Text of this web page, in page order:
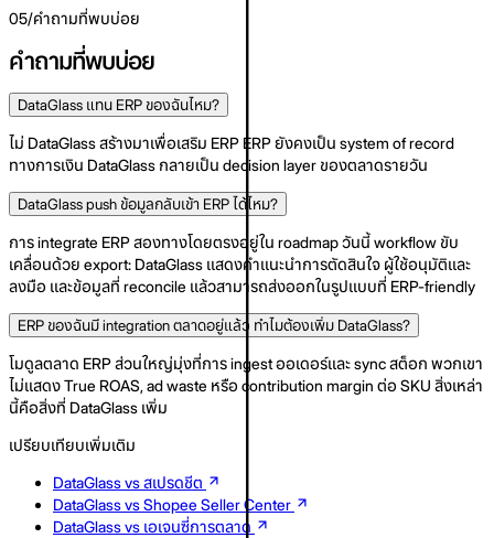
เริ่มใช้งานฟรีดูวิธีการทำงาน
05/คำถามที่พบบ่อย
คำถามที่พบบ่อย
DataGlass แทน ERP ของฉันไหม?
ไม่ DataGlass สร้างมาเพื่อเสริม ERP ERP ยังคงเป็น system of record
ทางการเงิน DataGlass กลายเป็น decision layer ของตลาดรายวัน
DataGlass push ข้อมูลกลับเข้า ERP ได้ไหม?
การ integrate ERP สองทางโดยตรงอยู่ใน roadmap วันนี้ workflow ขับ
เคลื่อนด้วย export: DataGlass แสดงคำแนะนำการตัดสินใจ ผู้ใช้อนุมัติและ
ลงมือ และข้อมูลที่ reconcile แล้วสามารถส่งออกในรูปแบบที่ ERP-friendly
ERP ของฉันมี integration ตลาดอยู่แล้ว ทำไมต้องเพิ่ม DataGlass?
โมดูลตลาด ERP ส่วนใหญ่มุ่งที่การ ingest ออเดอร์และ sync สต็อก พวกเขา
ไม่แสดง True ROAS, ad waste หรือ contribution margin ต่อ SKU สิ่งเหล่า
นี้คือสิ่งที่ DataGlass เพิ่ม
เปรียบเทียบเพิ่มเติม
DataGlass vs สเปรดชีต
DataGlass vs Shopee Seller Center
DataGlass vs เอเจนซี่การตลาด